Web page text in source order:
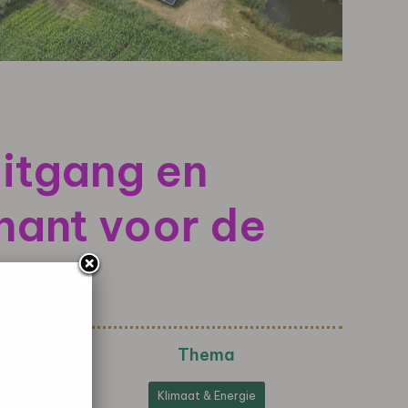
en
voor de
Thema
Klimaat & Energie